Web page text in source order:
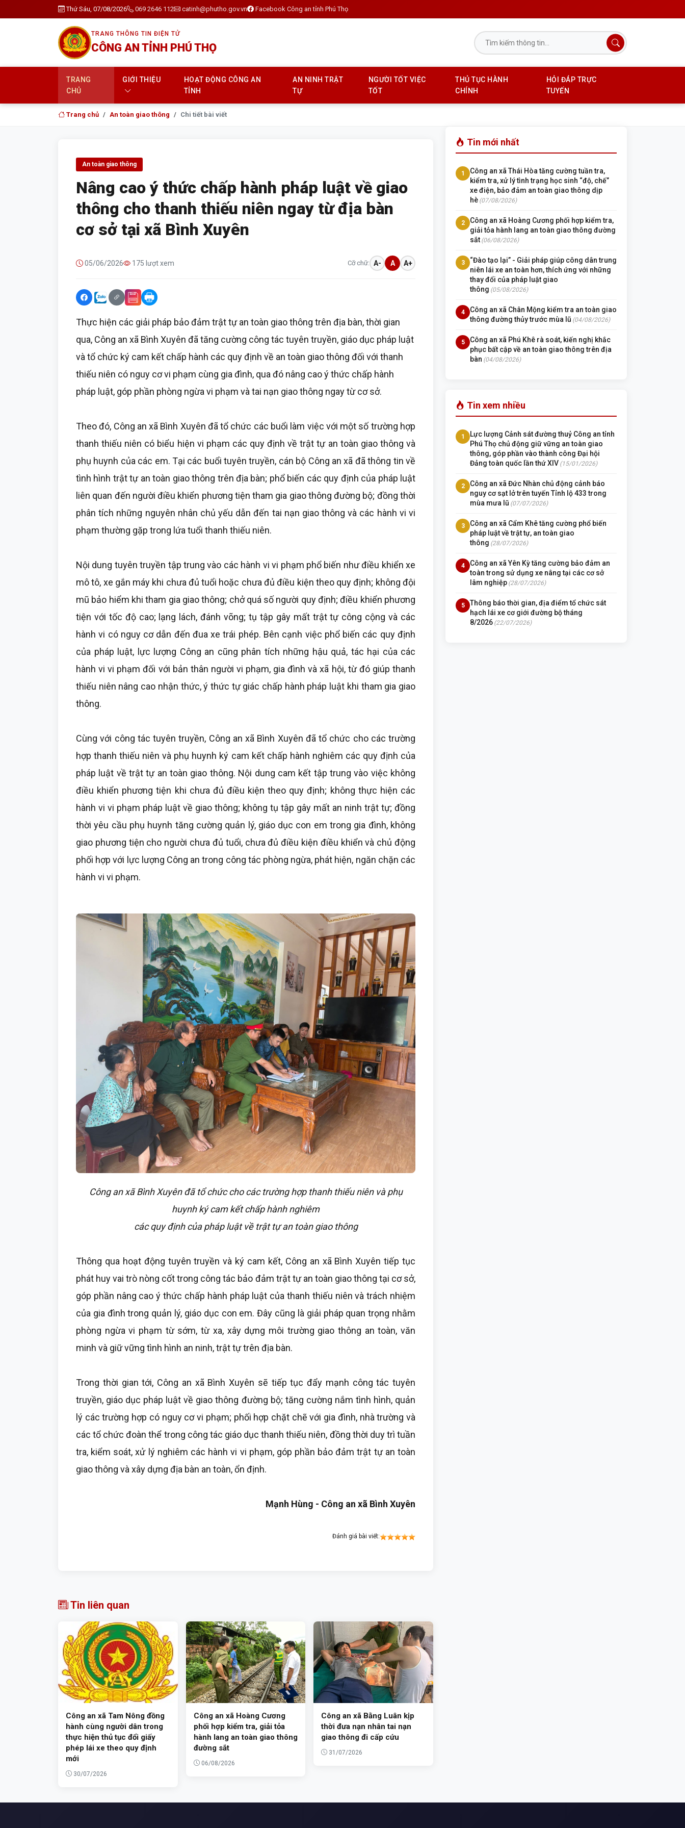
Thứ Sáu, 07/08/2026 069 2646 112 catinh@phutho.gov.vn Facebook Công an tỉnh Phú Thọ
TRANG THÔNG TIN ĐIỆN TỬ
CÔNG AN TỈNH PHÚ THỌ
TRANG
CHỦ
GIỚI THIỆU
HOẠT ĐỘNG CÔNG AN
TỈNH
AN NINH TRẬT
TỰ
NGƯỜI TỐT VIỆC
TỐT
THỦ TỤC HÀNH
CHÍNH
HỎI ĐÁP TRỰC
TUYẾN
Trang chủ An toàn giao thông Chi tiết bài viết
An toàn giao thông
Nâng cao ý thức chấp hành pháp luật về giao
thông cho thanh thiếu niên ngay từ địa bàn
cơ sở tại xã Bình Xuyên
05/06/2026 175 lượt xem Cỡ chữ: A- A A+
Thực hiện các giải pháp bảo đảm trật tự an toàn giao thông trên địa bàn, thời gian
qua, Công an xã Bình Xuyên đã tăng cường công tác tuyên truyền, giáo dục pháp luật
và tổ chức ký cam kết chấp hành các quy định về an toàn giao thông đối với thanh
thiếu niên có nguy cơ vi phạm cùng gia đình, qua đó nâng cao ý thức chấp hành
pháp luật, góp phần phòng ngừa vi phạm và tai nạn giao thông ngay từ cơ sở.
Theo đó, Công an xã Bình Xuyên đã tổ chức các buổi làm việc với một số trường hợp
thanh thiếu niên có biểu hiện vi phạm các quy định về trật tự an toàn giao thông và
phụ huynh của các em. Tại các buổi tuyên truyền, cán bộ Công an xã đã thông tin về
tình hình trật tự an toàn giao thông trên địa bàn; phổ biến các quy định của pháp luật
liên quan đến người điều khiển phương tiện tham gia giao thông đường bộ; đồng thời
phân tích những nguyên nhân chủ yếu dẫn đến tai nạn giao thông và các hành vi vi
phạm thường gặp trong lứa tuổi thanh thiếu niên.
Nội dung tuyên truyền tập trung vào các hành vi vi phạm phổ biến như điều khiển xe
mô tô, xe gắn máy khi chưa đủ tuổi hoặc chưa đủ điều kiện theo quy định; không đội
mũ bảo hiểm khi tham gia giao thông; chở quá số người quy định; điều khiển phương
tiện với tốc độ cao; lạng lách, đánh võng; tụ tập gây mất trật tự công cộng và các
hành vi có nguy cơ dẫn đến đua xe trái phép. Bên cạnh việc phổ biến các quy định
của pháp luật, lực lượng Công an cũng phân tích những hậu quả, tác hại của các
hành vi vi phạm đối với bản thân người vi phạm, gia đình và xã hội, từ đó giúp thanh
thiếu niên nâng cao nhận thức, ý thức tự giác chấp hành pháp luật khi tham gia giao
thông.
Cùng với công tác tuyên truyền, Công an xã Bình Xuyên đã tổ chức cho các trường
hợp thanh thiếu niên và phụ huynh ký cam kết chấp hành nghiêm các quy định của
pháp luật về trật tự an toàn giao thông. Nội dung cam kết tập trung vào việc không
điều khiển phương tiện khi chưa đủ điều kiện theo quy định; không thực hiện các
hành vi vi phạm pháp luật về giao thông; không tụ tập gây mất an ninh trật tự; đồng
thời yêu cầu phụ huynh tăng cường quản lý, giáo dục con em trong gia đình, không
giao phương tiện cho người chưa đủ tuổi, chưa đủ điều kiện điều khiển và chủ động
phối hợp với lực lượng Công an trong công tác phòng ngừa, phát hiện, ngăn chặn các
hành vi vi phạm.
Công an xã Bình Xuyên đã tổ chức cho các trường hợp thanh thiếu niên và phụ
huynh ký cam kết chấp hành nghiêm
các quy định của pháp luật về trật tự an toàn giao thông
Thông qua hoạt động tuyên truyền và ký cam kết, Công an xã Bình Xuyên tiếp tục
phát huy vai trò nòng cốt trong công tác bảo đảm trật tự an toàn giao thông tại cơ sở,
góp phần nâng cao ý thức chấp hành pháp luật của thanh thiếu niên và trách nhiệm
của gia đình trong quản lý, giáo dục con em. Đây cũng là giải pháp quan trọng nhằm
phòng ngừa vi phạm từ sớm, từ xa, xây dựng môi trường giao thông an toàn, văn
minh và giữ vững tình hình an ninh, trật tự trên địa bàn.
Trong thời gian tới, Công an xã Bình Xuyên sẽ tiếp tục đẩy mạnh công tác tuyên
truyền, giáo dục pháp luật về giao thông đường bộ; tăng cường nắm tình hình, quản
lý các trường hợp có nguy cơ vi phạm; phối hợp chặt chẽ với gia đình, nhà trường và
các tổ chức đoàn thể trong công tác giáo dục thanh thiếu niên, đồng thời duy trì tuần
tra, kiểm soát, xử lý nghiêm các hành vi vi phạm, góp phần bảo đảm trật tự an toàn
giao thông và xây dựng địa bàn an toàn, ổn định.
Mạnh Hùng - Công an xã Bình Xuyên
Đánh giá bài viết:
Tin liên quan
Công an xã Tam Nông đồng
hành cùng người dân trong
thực hiện thủ tục đổi giấy
phép lái xe theo quy định
mới
30/07/2026
Công an xã Hoàng Cương
phối hợp kiểm tra, giải tỏa
hành lang an toàn giao thông
đường sắt
06/08/2026
Công an xã Bằng Luân kịp
thời đưa nạn nhân tai nạn
giao thông đi cấp cứu
31/07/2026
Tin mới nhất
1
Công an xã Thái Hòa tăng cường tuần tra,
kiểm tra, xử lý tình trạng học sinh “độ, chế”
xe điện, bảo đảm an toàn giao thông dịp
hè (07/08/2026)
2
Công an xã Hoàng Cương phối hợp kiểm tra,
giải tỏa hành lang an toàn giao thông đường
sắt (06/08/2026)
3
“Đào tạo lại” - Giải pháp giúp công dân trung
niên lái xe an toàn hơn, thích ứng với những
thay đổi của pháp luật giao
thông (05/08/2026)
4
Công an xã Chân Mộng kiểm tra an toàn giao
thông đường thủy trước mùa lũ (04/08/2026)
5
Công an xã Phú Khê rà soát, kiến nghị khắc
phục bất cập về an toàn giao thông trên địa
bàn (04/08/2026)
Tin xem nhiều
1
Lực lượng Cảnh sát đường thuỷ Công an tỉnh
Phú Thọ chủ động giữ vững an toàn giao
thông, góp phần vào thành công Đại hội
Đảng toàn quốc lần thứ XIV (15/01/2026)
2
Công an xã Đức Nhàn chủ động cảnh báo
nguy cơ sạt lở trên tuyến Tỉnh lộ 433 trong
mùa mưa lũ (07/07/2026)
3
Công an xã Cẩm Khê tăng cường phổ biến
pháp luật về trật tự, an toàn giao
thông (28/07/2026)
4
Công an xã Yên Kỳ tăng cường bảo đảm an
toàn trong sử dụng xe nâng tại các cơ sở
lâm nghiệp (28/07/2026)
5
Thông báo thời gian, địa điểm tổ chức sát
hạch lái xe cơ giới đường bộ tháng
8/2026 (22/07/2026)